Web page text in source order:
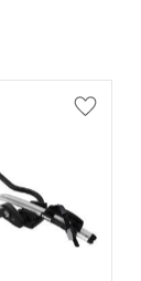
Lägg